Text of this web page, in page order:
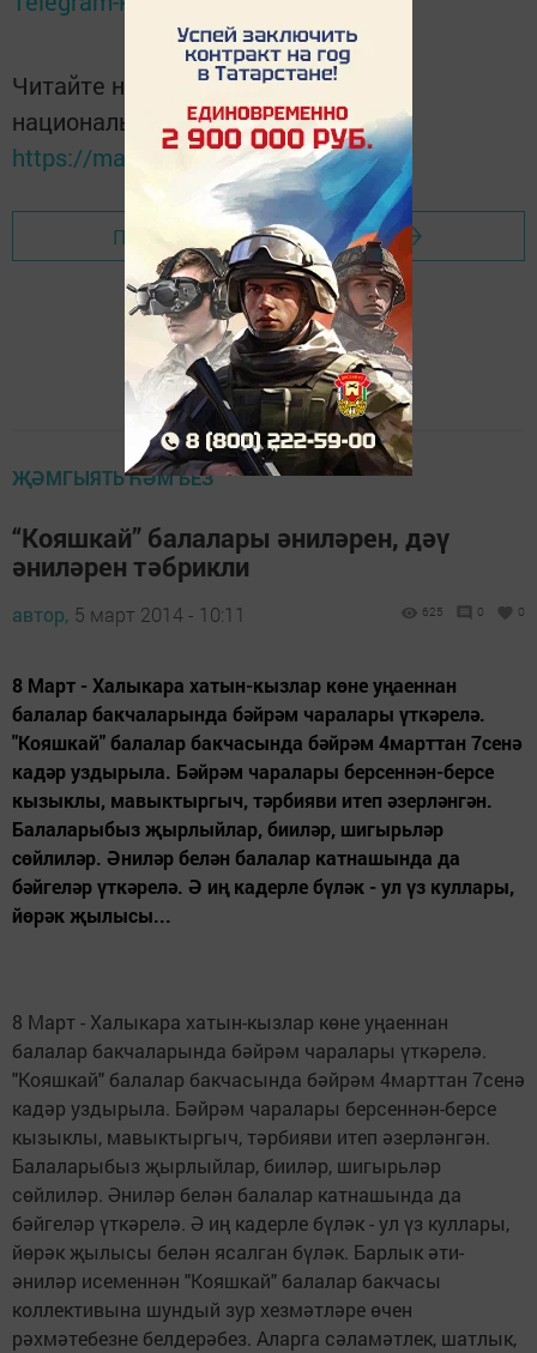
Читайте новости Татарстана в
национальном мессенджере MАХ:
https://max.ru/tatmedia
Перейти на страницу новости
ҖӘМГЫЯТЬ ҺӘМ БЕЗ
“Кояшкай” балалары әниләрен, дәү
әниләрен тәбрикли
автор, 5 март 2014 - 10:11 625 0 0
8 Март - Халыкара хатын-кызлар көне уңаеннан
балалар бакчаларында бәйрәм чаралары үткәрелә.
"Кояшкай" балалар бакчасында бәйрәм 4марттан 7сенә
кадәр уздырыла. Бәйрәм чаралары берсеннән-берсе
кызыклы, мавыктыргыч, тәрбияви итеп әзерләнгән.
Балаларыбыз җырлыйлар, бииләр, шигырьләр
сөйлиләр. Әниләр белән балалар катнашында да
бәйгеләр үткәрелә. Ә иң кадерле бүләк - ул үз куллары,
йөрәк җылысы...
8 Март - Халыкара хатын-кызлар көне уңаеннан
балалар бакчаларында бәйрәм чаралары үткәрелә.
"Кояшкай" балалар бакчасында бәйрәм 4марттан 7сенә
кадәр уздырыла. Бәйрәм чаралары берсеннән-берсе
кызыклы, мавыктыргыч, тәрбияви итеп әзерләнгән.
Балаларыбыз җырлыйлар, бииләр, шигырьләр
сөйлиләр. Әниләр белән балалар катнашында да
бәйгеләр үткәрелә. Ә иң кадерле бүләк - ул үз куллары,
йөрәк җылысы белән ясалган бүләк. Барлык әти-
әниләр исеменнән "Кояшкай" балалар бакчасы
коллективына шундый зур хезмәтләре өчен
рәхмәтебезне белдерәбез. Аларга сәламәтлек, шатлык,